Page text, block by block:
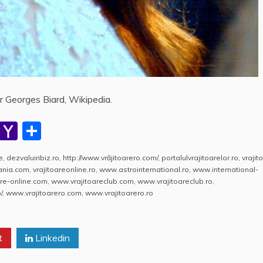
Georges Biard, Wikipedia.
Y
a
h
o
M
ai
a
rt
aj
a
z
, dezvaluiribiz.ro, http://www.vrăjitoarero.com/, portalulvrajitoarelor.ro,
, vrajitoareonline.ro, www.astrointernational.ro, www.international-
online.com, www.vrajitoareclub.com, www.vrajitoareclub.ro,
, www.vrajitoarero.com, www.vrajitoarero.ro
Linkedin